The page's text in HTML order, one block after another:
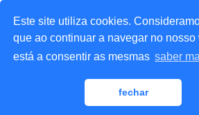
Este site utiliza cookies.
que ao continuar a navegar no nosso
está a consentir as mesmas saber
fechar